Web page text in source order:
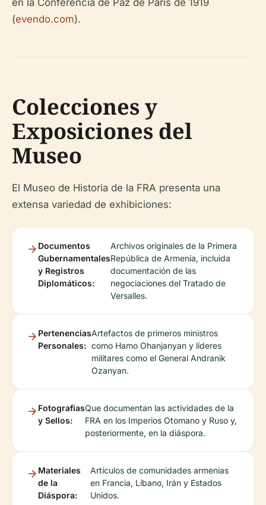
en la Conferencia de Paz de París de 1919
(evendo.com).
Colecciones y
Exposiciones del
Museo
El Museo de Historia de la FRA presenta una
extensa variedad de exhibiciones:
Documentos
Gubernamentales
y Registros
Diplomáticos:
Archivos originales de la Primera
República de Armenia, incluida
documentación de las
negociaciones del Tratado de
Versalles.
Pertenencias
Personales:
Artefactos de primeros ministros
como Hamo Ohanjanyan y líderes
militares como el General Andranik
Ozanyan.
Fotografías
y Sellos:
Que documentan las actividades de la
FRA en los Imperios Otomano y Ruso y,
posteriormente, en la diáspora.
Materiales
de la
Diáspora:
Artículos de comunidades armenias
en Francia, Líbano, Irán y Estados
Unidos.